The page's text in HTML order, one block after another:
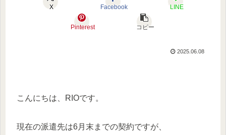
X Facebook LINE
Pinterest コピー
2025.06.08
こんにちは、RIOです。
現在の派遣先は6月末までの契約ですが、